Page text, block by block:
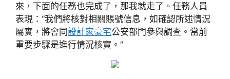
來，下面的任務也完成了，那我就走了。任務人員
表現：“我們將核對相關賬號信息，如確認所述情況
屬實，將會同設計家豪宅公安部門參與調查。當前
重要步驟是進行情況核實。”